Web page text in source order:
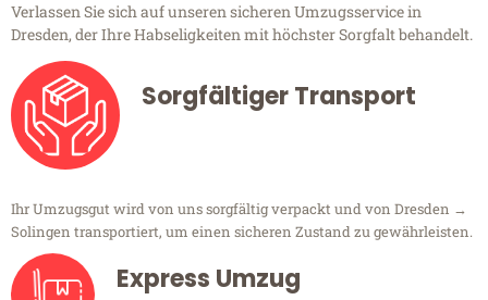
Verlassen Sie sich auf unseren sicheren Umzugsservice in
Dresden, der Ihre Habseligkeiten mit höchster Sorgfalt behandelt.
Sorgfältiger Transport
Ihr Umzugsgut wird von uns sorgfältig verpackt und von Dresden →
Solingen transportiert, um einen sicheren Zustand zu gewährleisten.
Express Umzug